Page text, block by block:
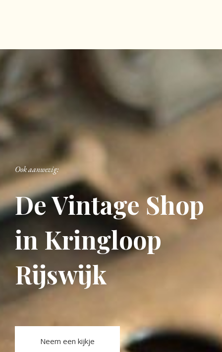
Ook aanwezig:
De Vintage Shop
in Kringloop
Rijswijk
Neem een kijkje